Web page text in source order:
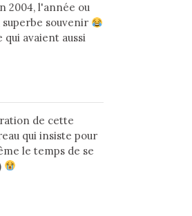
2004, l'année ou
superbe souvenir
avaient aussi
de cette
qui insiste pour
le temps de se